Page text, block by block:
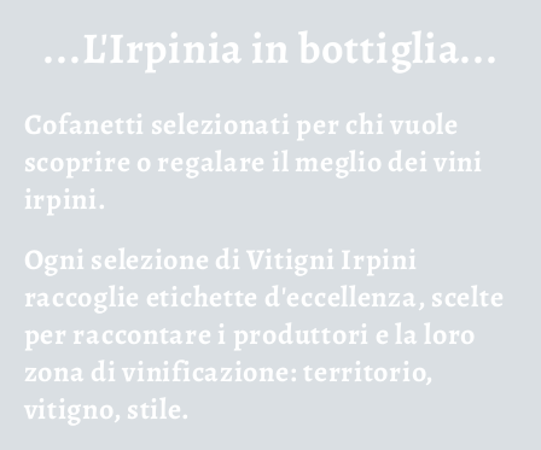
z
i
n
e
:
...L'Irpinia in bottiglia...
Cofanetti selezionati per chi vuole
scoprire o regalare il meglio dei vini
irpini.
Ogni selezione di Vitigni Irpini
raccoglie etichette d'eccellenza, scelte
per raccontare i produttori e la loro
zona di vinificazione: territorio,
vitigno, stile.